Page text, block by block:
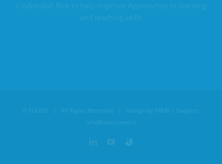
Coykendall Rice to help improve Approaches to learning
and teaching skills
© FULGIS | All Rights Reserved | Design by M&R/ | Support:
info@mercomm.it
LinkedInYouTube
Personalizzato